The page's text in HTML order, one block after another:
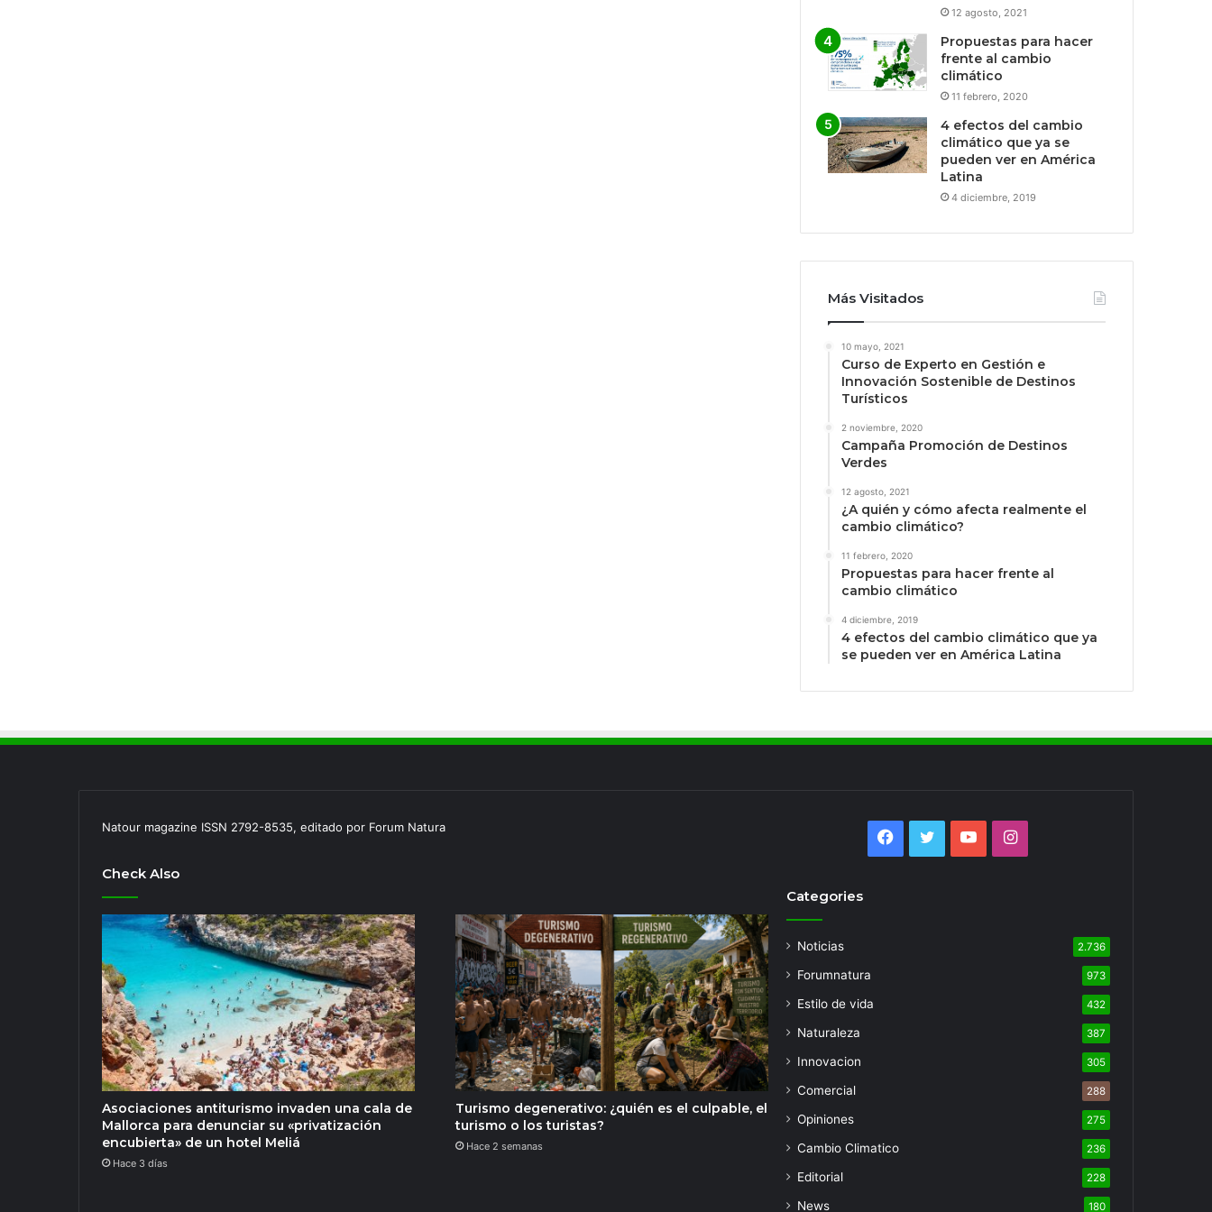
12 agosto, 2021
Propuestas para hacer
frente al cambio
climático
11 febrero, 2020
4 efectos del cambio
climático que ya se
pueden ver en América
Latina
4 diciembre, 2019
Más Visitados
10 mayo, 2021
Curso de Experto en Gestión e
Innovación Sostenible de Destinos
Turísticos
2 noviembre, 2020
Campaña Promoción de Destinos
Verdes
12 agosto, 2021
¿A quién y cómo afecta realmente el
cambio climático?
11 febrero, 2020
Propuestas para hacer frente al
cambio climático
4 diciembre, 2019
4 efectos del cambio climático que ya
se pueden ver en América Latina
Natour magazine ISSN 2792-8535, editado por Forum Natura
Check Also
Asociaciones antiturismo invaden una cala de
Mallorca para denunciar su «privatización
encubierta» de un hotel Meliá
Hace 3 días
Turismo degenerativo: ¿quién es el culpable, el
turismo o los turistas?
Hace 2 semanas
Facebook
TwitterYouTubeInstagram
Categories
Noticias 2.736
Forumnatura 973
Estilo de vida 432
Naturaleza 387
Innovacion 305
Comercial 288
Opiniones 275
Cambio Climatico 236
Editorial 228
News 180